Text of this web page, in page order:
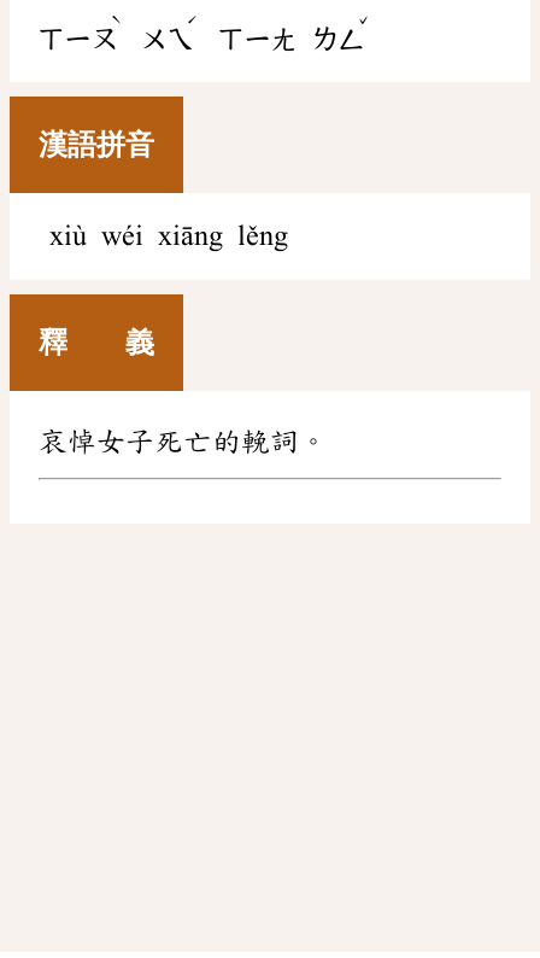
ㄒㄧㄡ
ˋ
ㄨㄟ
ˊ
ㄒㄧㄤ ㄌㄥ
ˇ
漢語拼音
xiù wéi xiāng lěng
釋 義
哀悼女子死亡的輓詞。